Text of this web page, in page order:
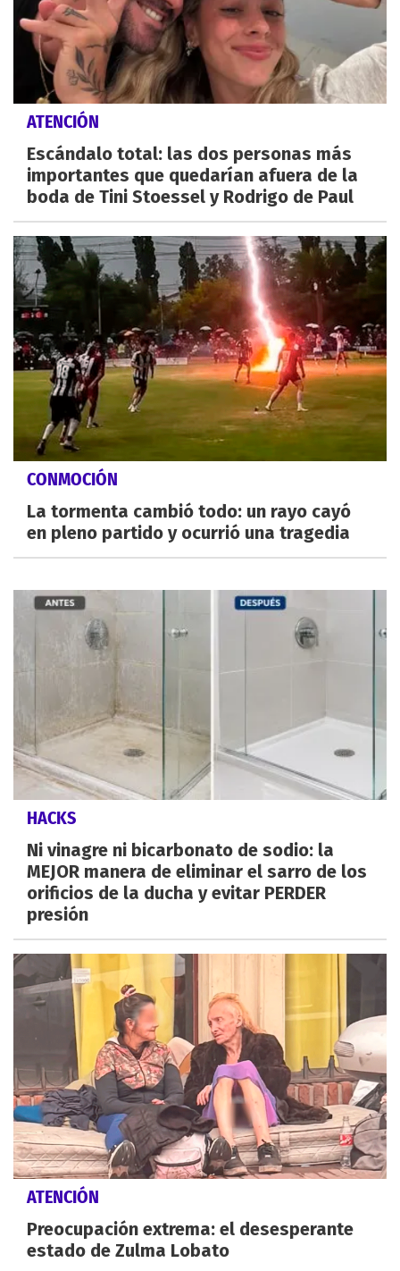
ATENCIÓN
Escándalo total: las dos personas más
importantes que quedarían afuera de la
boda de Tini Stoessel y Rodrigo de Paul
CONMOCIÓN
La tormenta cambió todo: un rayo cayó
en pleno partido y ocurrió una tragedia
HACKS
Ni vinagre ni bicarbonato de sodio: la
MEJOR manera de eliminar el sarro de los
orificios de la ducha y evitar PERDER
presión
ATENCIÓN
Preocupación extrema: el desesperante
estado de Zulma Lobato